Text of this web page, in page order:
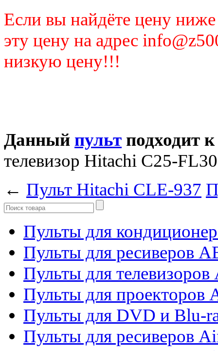
Если вы найдёте цену
эту цену на адрес
низкую цену!!!
Данный пульт подходит
телевизор Hitachi C25-
← Пульт Hitachi CLE-937
Пульты для
Пульты для ресиверов
Пульты для телевизоров
Пульты для проекторов
Пульты для DVD и Blu-
Пульты для ресиверов